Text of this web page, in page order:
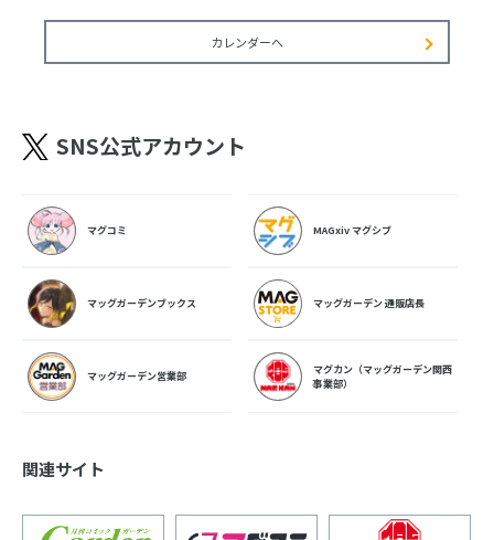
カレンダーへ
SNS公式アカウント
マグコミ MAGxiv マグシブ
マッグガーデンブックス マッグガーデン 通販店長
マッグガーデン営業部
マグカン（マッグガーデン関西
事業部）
関連サイト